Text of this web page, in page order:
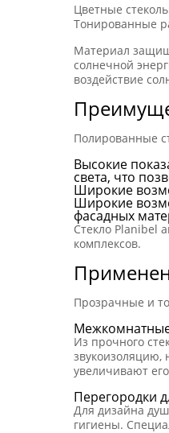
Цветные
Тонированные
Материал
солнечной
воздействие
Полированные
Высокие
света, что
Широкие
Широкие
фасадных
Стекло Planibel
комплексов.
Прозрачные и
Из прочного
звукоизоляцию,
увеличивают
Перегородки
Для дизайна
гигиены.